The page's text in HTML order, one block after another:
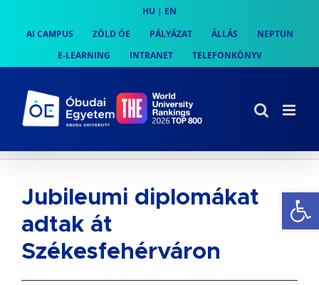
content
HU | EN
AI CAMPUS
ZÖLD ÓE PÁLYÁZAT ÁLLÁS
NEPTUN
E-LEARNING
INTRANET TELEFONKÖNYV
Jubileumi diplomákat
adtak át
Székesfehérváron